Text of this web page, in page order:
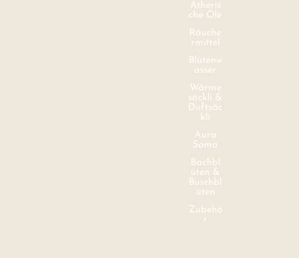
Ätheris
che Öle
Räuche
rmittel
Blütenw
asser
Wärme
säckli &
Duftsäc
kli
Aura
Soma
Bachbl
üten &
Buschbl
üten
Zubehö
r